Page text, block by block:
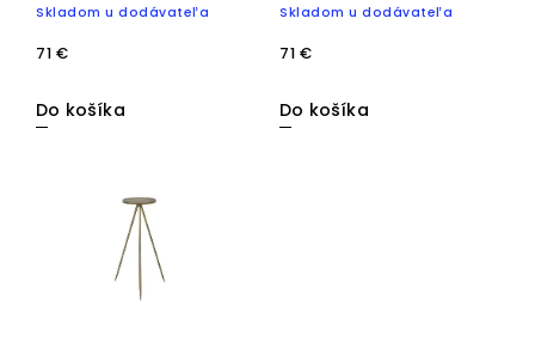
Skladom u dodávateľa
71 €
Do košíka
Skladom u dodávateľa
71 €
Do košíka